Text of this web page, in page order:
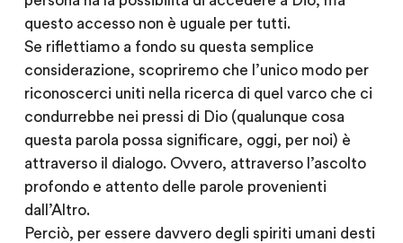
questo accesso non è uguale per tutti.
Se riflettiamo a fondo su questa semplice
considerazione, scopriremo che l’unico modo per
riconoscerci uniti nella ricerca di quel varco che ci
condurrebbe nei pressi di Dio (qualunque cosa
questa parola possa significare, oggi, per noi) è
attraverso il dialogo. Ovvero, attraverso l’ascolto
profondo e attento delle parole provenienti
dall’Altro.
Perciò, per essere davvero degli spiriti umani desti